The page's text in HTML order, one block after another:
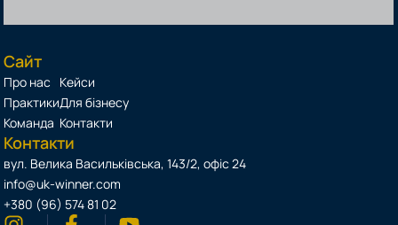
Сайт
Про нас
Практики
Команда
Кейси
Для бізнесу
Контакти
Контакти
вул. Велика Васильківська, 143/2, офіс 24
info@uk-winner.com
+380 (96) 574 81 02